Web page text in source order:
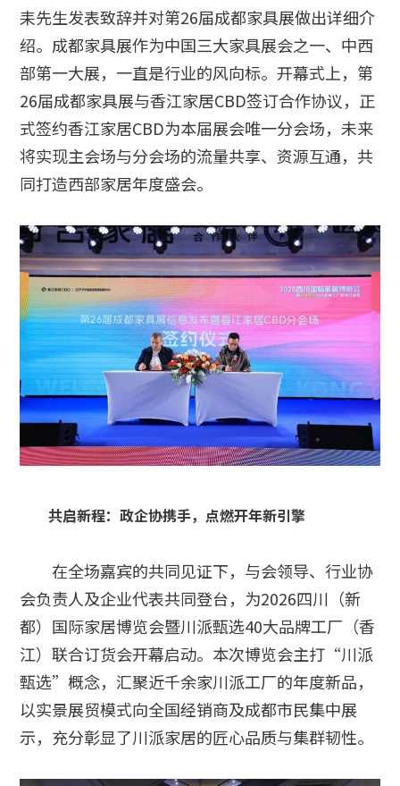
耒先生发表致辞并对第26届成都家具展做出详细介
绍。成都家具展作为中国三大家具展会之一、中西
部第一大展，一直是行业的风向标。开幕式上，第
26届成都家具展与香江家居CBD签订合作协议，正
式签约香江家居CBD为本届展会唯一分会场，未来
将实现主会场与分会场的流量共享、资源互通，共
同打造西部家居年度盛会。
共启新程：政企协携手，点燃开年新引擎
在全场嘉宾的共同见证下，与会领导、行业协
会负责人及企业代表共同登台，为2026四川（新
都）国际家居博览会暨川派甄选40大品牌工厂（香
江）联合订货会开幕启动。本次博览会主打“川派
甄选”概念，汇聚近千余家川派工厂的年度新品，
以实景展贸模式向全国经销商及成都市民集中展
示，充分彰显了川派家居的匠心品质与集群韧性。